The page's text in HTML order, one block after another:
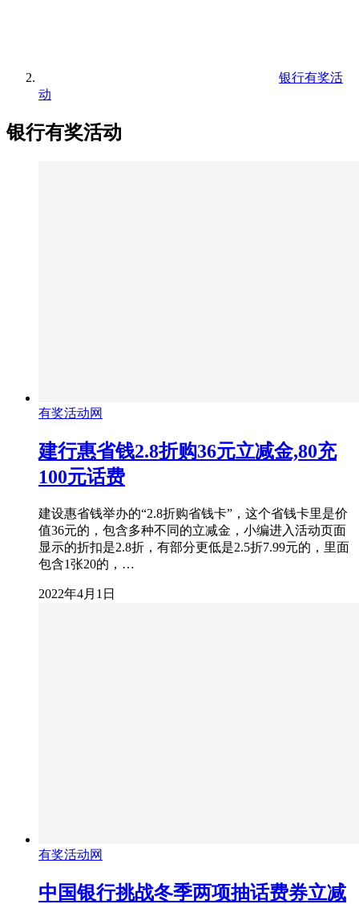
银行有奖活
动
银行有奖活动
有奖活动网
建行惠省钱2.8折购36元立减金,80充
100元话费
建设惠省钱举办的“2.8折购省钱卡”，这个省钱卡里是价
值36元的，包含多种不同的立减金，小编进入活动页面
显示的折扣是2.8折，有部分更低是2.5折7.99元的，里面
包含1张20的，…
2022年4月1日
有奖活动网
中国银行挑战冬季两项抽话费券立减